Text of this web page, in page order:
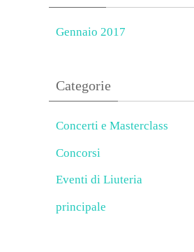
Gennaio 2017
Categorie
Concerti e Masterclass
Concorsi
Eventi di Liuteria
principale